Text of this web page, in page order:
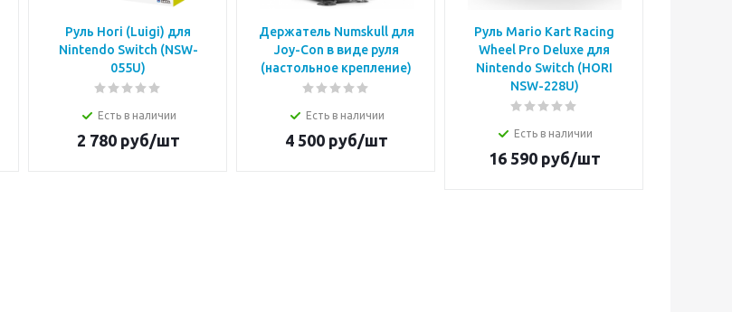
Руль Hori (Luigi) для
Nintendo Switch (NSW-
055U)
Есть в наличии
2 780руб/шт
Держатель Numskull для
Joy-Con в виде руля
(настольное крепление)
Есть в наличии
4 500руб/шт
Руль Mario Kart Racing
Wheel Pro Deluxe для
Nintendo Switch (HORI
NSW-228U)
Есть в наличии
16 590руб/шт